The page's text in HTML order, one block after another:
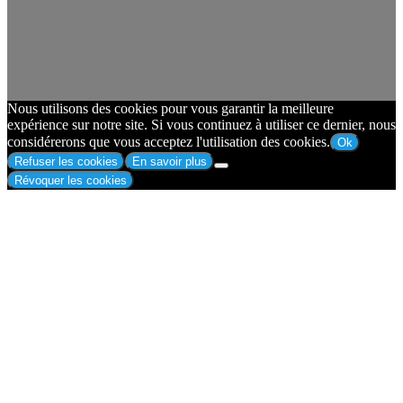
Nous utilisons des cookies pour vous garantir la meilleure
expérience sur notre site. Si vous continuez à utiliser ce dernier, nous
considérerons que vous acceptez l'utilisation des cookies. Ok
Refuser les cookies
En savoir plus
Révoquer les cookies